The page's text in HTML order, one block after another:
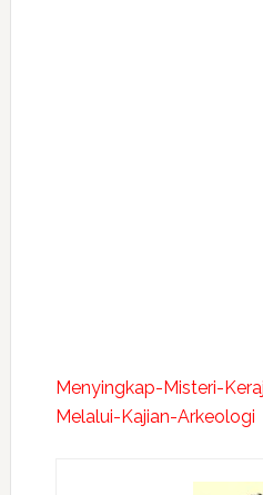
Menyingkap-Misteri-
Melalui-Kajian-Arkeologi